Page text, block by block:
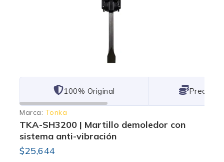
101% Original Lowest
Marca: Tonka
TKA-SH3200 | Martillo demoledor con
sistema anti-vibración
$25,644